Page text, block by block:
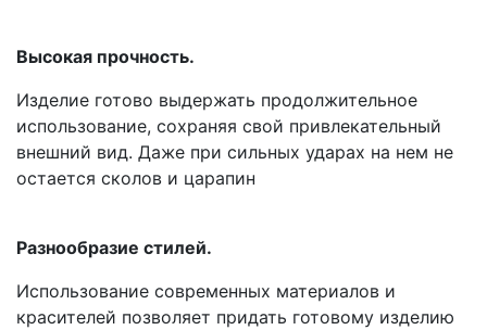
Высокая прочность.
Изделие готово выдержать продолжительное
использование, сохраняя свой привлекательный
внешний вид. Даже при сильных ударах на нем не
остается сколов и царапин
Разнообразие стилей.
Использование современных материалов и
красителей позволяет придать готовому изделию